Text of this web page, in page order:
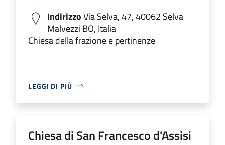
IndirizzoVia Selva, 47, 40062 Selva
Malvezzi BO, Italia
Chiesa della frazione e pertinenze
LEGGI DI PIÙ
Chiesa di San Francesco d'Assisi